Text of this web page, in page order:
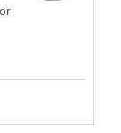
ιδιότητα θα